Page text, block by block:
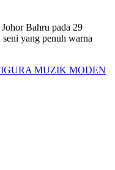
Bahru pada 29
yang penuh warna
MUZIK MODEN